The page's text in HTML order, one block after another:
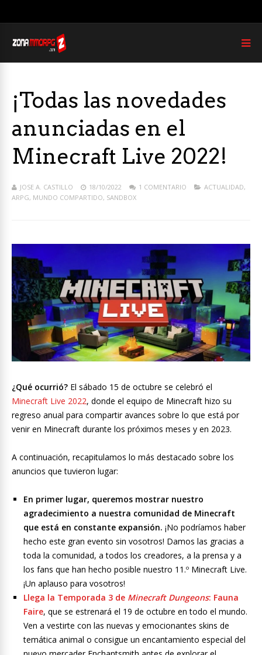
¡Todas las novedades
anunciadas en el
Minecraft Live 2022!
JOSE A. CASTILLO 18/10/2022 1 COMENTARIO ACTUALIDAD,
ARPG, MUNDO COMPARTIDO, SANDBOX
¿Qué ocurrió? El sábado 15 de octubre se celebró el
Minecraft Live 2022, donde el equipo de Minecraft hizo su
regreso anual para compartir avances sobre lo que está por
venir en Minecraft durante los próximos meses y en 2023.
A continuación, recapitulamos lo más destacado sobre los
anuncios que tuvieron lugar:
En primer lugar, queremos mostrar nuestro
agradecimiento a nuestra comunidad de Minecraft
que está en constante expansión. ¡No podríamos haber
hecho este gran evento sin vosotros! Damos las gracias a
toda la comunidad, a todos los creadores, a la prensa y a
los fans que han hecho posible nuestro 11.º Minecraft Live.
¡Un aplauso para vosotros!
Llega la Temporada 3 de Minecraft Dungeons: Fauna
Faire, que se estrenará el 19 de octubre en todo el mundo.
Ven a vestirte con las nuevas y emocionantes skins de
temática animal o consigue un encantamiento especial del